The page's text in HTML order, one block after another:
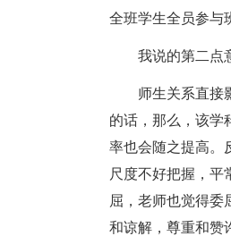
全班学生全员参与
我说的第二点
师生关系直接
的话，那么，该学
率也会随之提高。
尺度不好把握，平
屈，老师也觉得委
和谅解，尊重和赞